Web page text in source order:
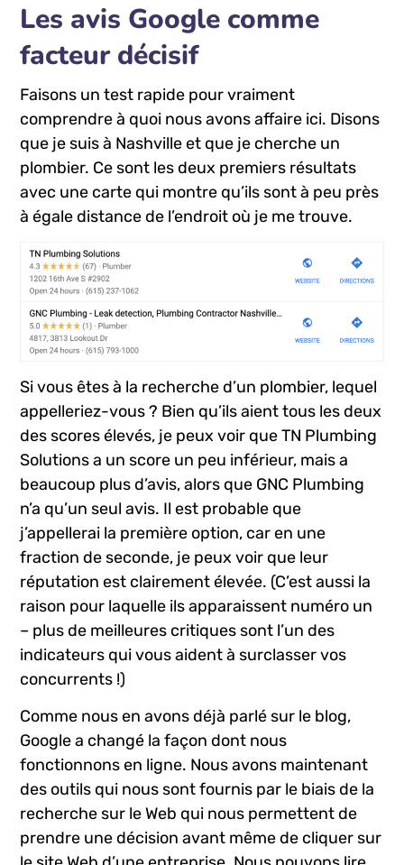
Les avis Google comme
facteur décisif
Faisons un test rapide pour vraiment
comprendre à quoi nous avons affaire ici. Disons
que je suis à Nashville et que je cherche un
plombier. Ce sont les deux premiers résultats
avec une carte qui montre qu’ils sont à peu près
à égale distance de l’endroit où je me trouve.
Si vous êtes à la recherche d’un plombier, lequel
appelleriez-vous ? Bien qu’ils aient tous les deux
des scores élevés, je peux voir que TN Plumbing
Solutions a un score un peu inférieur, mais a
beaucoup plus d’avis, alors que GNC Plumbing
n’a qu’un seul avis. Il est probable que
j’appellerai la première option, car en une
fraction de seconde, je peux voir que leur
réputation est clairement élevée. (C’est aussi la
raison pour laquelle ils apparaissent numéro un
– plus de meilleures critiques sont l’un des
indicateurs qui vous aident à surclasser vos
concurrents !)
Comme nous en avons déjà parlé sur le blog,
Google a changé la façon dont nous
fonctionnons en ligne. Nous avons maintenant
des outils qui nous sont fournis par le biais de la
recherche sur le Web qui nous permettent de
prendre une décision avant même de cliquer sur